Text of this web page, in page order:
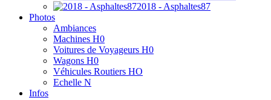
2018 - Asphaltes87
Photos
Ambiances
Machines H0
Voitures de Voyageurs H0
Wagons H0
Véhicules Routiers HO
Echelle N
Infos